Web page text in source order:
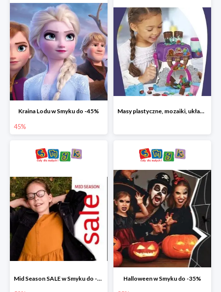
Kraina Lodu w Smyku do -45%
45%
Masy plastyczne, mozaiki, układanki do -45%
Mid Season SALE w Smyku do -50% Halloween w Smyku do -35%